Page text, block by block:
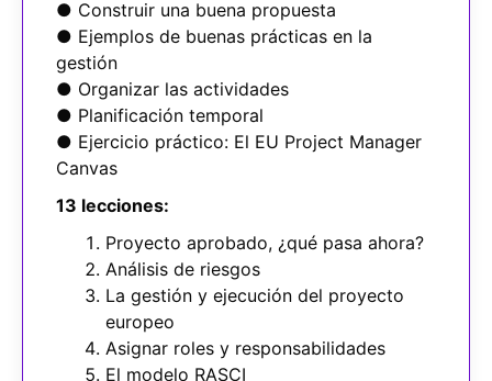
● Construir una buena propuesta
● Ejemplos de buenas prácticas en la
gestión
● Organizar las actividades
● Planificación temporal
● Ejercicio práctico: El EU Project Manager
Canvas
13 lecciones:
Proyecto aprobado, ¿qué pasa ahora?
Análisis de riesgos
La gestión y ejecución del proyecto
europeo
Asignar roles y responsabilidades
El modelo RASCI